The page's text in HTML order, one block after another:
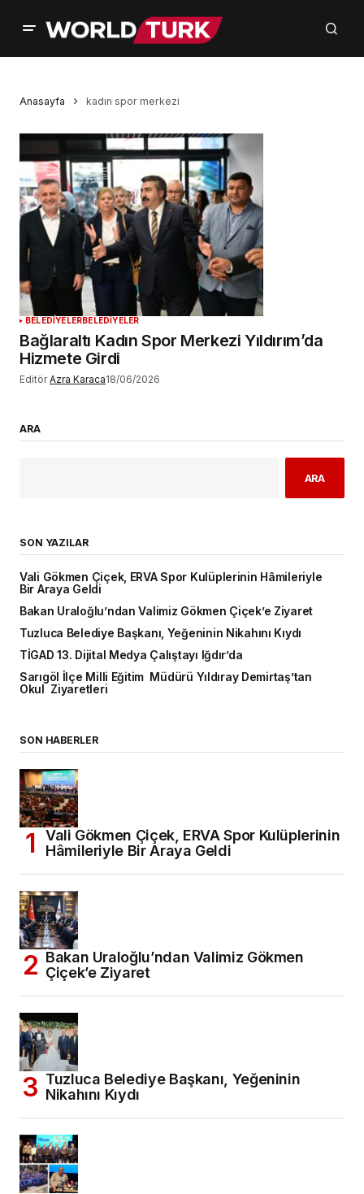
Anasayfa kadın spor merkezi
BELEDİYELERBELEDİYELER
Bağlaraltı Kadın Spor Merkezi Yıldırım’da
Hizmete Girdi
Editör Azra Karaca18/06/2026
ARA
ARA
SON YAZILAR
Vali Gökmen Çiçek, ERVA Spor Kulüplerinin Hâmileriyle
Bir Araya Geldi
Bakan Uraloğlu’ndan Valimiz Gökmen Çiçek’e Ziyaret
Tuzluca Belediye Başkanı, Yeğeninin Nikahını Kıydı
TİGAD 13. Dijital Medya Çalıştayı Iğdır’da
Sarıgöl İlçe Milli Eğitim Müdürü Yıldıray Demirtaş’tan
Okul Ziyaretleri
SON HABERLER
Vali Gökmen Çiçek, ERVA Spor Kulüplerinin
Hâmileriyle Bir Araya Geldi
Bakan Uraloğlu’ndan Valimiz Gökmen
Çiçek’e Ziyaret
Tuzluca Belediye Başkanı, Yeğeninin
Nikahını Kıydı